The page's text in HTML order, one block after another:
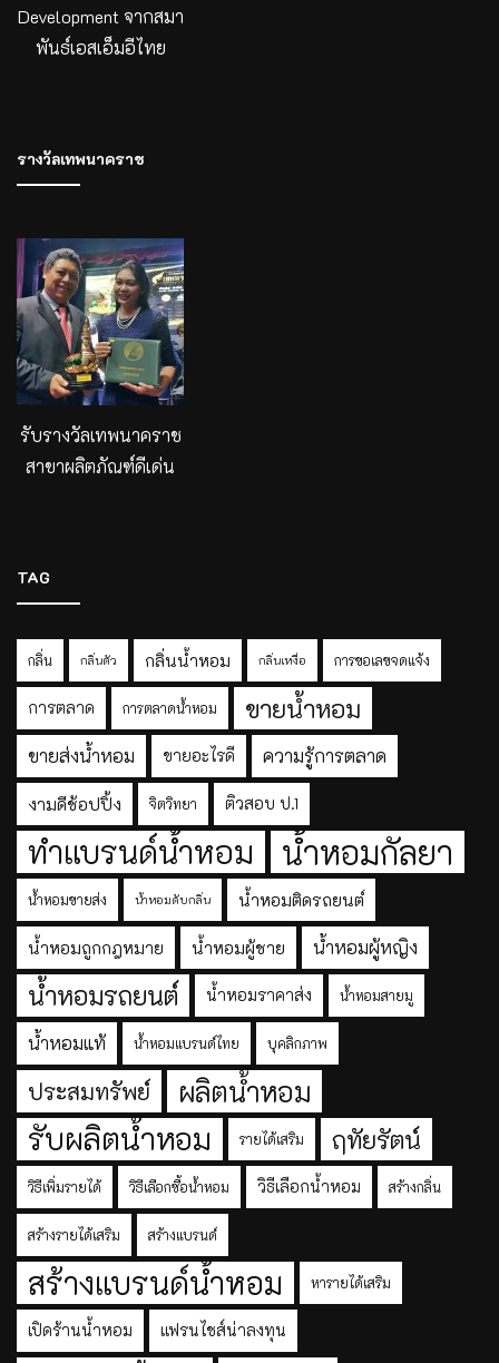
Development จากสมา
พันธ์เอสเอ็มอีไทย
รางวัลเทพนาคราช
รับรางวัลเทพนาคราช
สาขาผลิตภัณฑ์ดีเด่น
TAG
กลิ่น กลิ่นตัว กลิ่นน้ำหอม กลิ่นเหงื่อ การขอเลขจดแจ้ง
การตลาด การตลาดน้ำหอม ขายน้ำหอม
ขายส่งน้ำหอม ขายอะไรดี ความรู้การตลาด
งามดีช้อปปิ้ง จิตวิทยา ติวสอบ ป.1
ทำแบรนด์น้ำหอม น้ำหอมกัลยา
น้ำหอมขายส่ง น้ำหอมดับกลิ่น น้ำหอมติดรถยนต์
น้ำหอมถูกกฎหมาย น้ำหอมผู้ชาย น้ำหอมผู้หญิง
น้ำหอมรถยนต์ น้ำหอมราคาส่ง น้ำหอมสายมู
น้ำหอมแท้ น้ำหอมแบรนด์ไทย บุคลิกภาพ
ประสมทรัพย์ ผลิตน้ำหอม
รับผลิตน้ำหอม รายได้เสริม ฤทัยรัตน์
วิธีเพิ่มรายได้ วิธีเลือกซื้อน้ำหอม วิธีเลือกน้ำหอม สร้างกลิ่น
สร้างรายได้เสริม สร้างแบรนด์
สร้างแบรนด์น้ำหอม หารายได้เสริม
เปิดร้านน้ำหอม แฟรนไชส์น่าลงทุน